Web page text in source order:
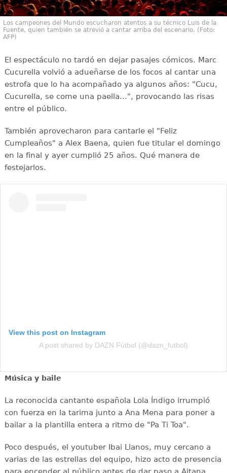
Los campeones del Mundo escucharon atentos a su técnico Luis de la
Fuente, quien también se atrevió a cantar arriba del escenario. (Foto:
AFP)
El espectáculo no tardó en dejar pasajes cómicos. Marc
Cucurella volvió a adueñarse de los focos al cantar una
estrofa que lo ha acompañado ya algunos años: "Cucu,
Cucurella, se come una paella...", provocando las risas
entre el público.
También aprovecharon para cantarle el "Feliz
Cumpleaños" a Alex Baena, quien fue titular el domingo
en la final y ayer cumplió 25 años. Qué manera de
festejarlos.
View this post on Instagram
A post shared by DAZN Fútbol (@dazn_futbol)
Música y baile
La reconocida cantante española Lola Índigo irrumpió
con fuerza en la tarima junto a Ana Mena para poner a
bailar a la plantilla entera a ritmo de "Pa Ti Toa".
Poco después, el youtuber Ibai Llanos, muy cercano a
varias de las estrellas del equipo, hizo acto de presencia